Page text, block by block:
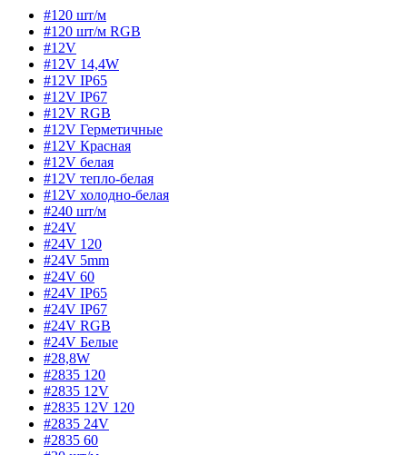
#120 шт/м
#120 шт/м RGB
#12V
#12V 14,4W
#12V IP65
#12V IP67
#12V RGB
#12V Герметичные
#12V Красная
#12V белая
#12V тепло-белая
#12V холодно-белая
#240 шт/м
#24V
#24V 120
#24V 5mm
#24V 60
#24V IP65
#24V IP67
#24V RGB
#24V Белые
#28,8W
#2835 120
#2835 12V
#2835 12V 120
#2835 24V
#2835 60